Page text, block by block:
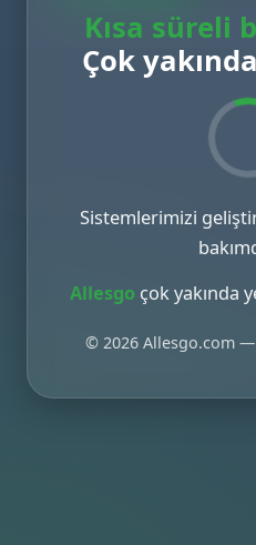
Kısa süreli
Çok
Sistemlerimizi
Allesgo çok yakında
© 2026 Allesgo.com —